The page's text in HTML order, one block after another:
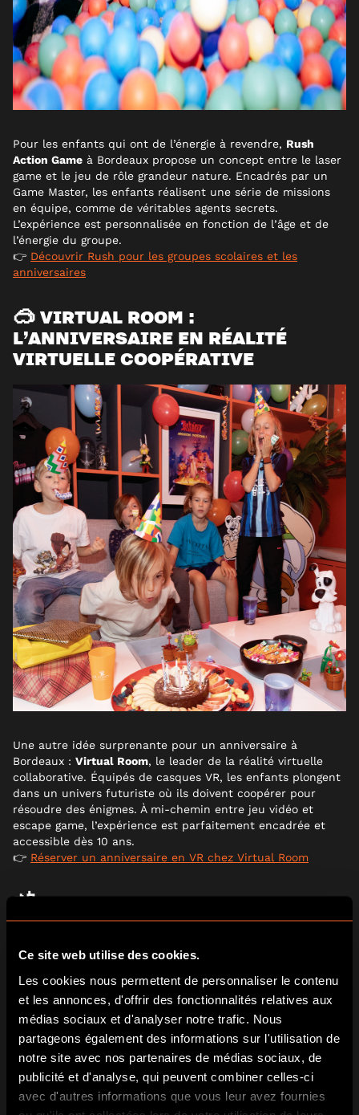
Ce site web utilise des cookies.
Les cookies nous permettent de personnaliser le contenu
et les annonces, d'offrir des fonctionnalités relatives aux
médias sociaux et d'analyser notre trafic. Nous
partageons également des informations sur l'utilisation de
notre site avec nos partenaires de médias sociaux, de
publicité et d'analyse, qui peuvent combiner celles-ci
avec d'autres informations que vous leur avez fournies
Pour les enfants qui ont de l’énergie à revendre, Rush
Action Game à Bordeaux propose un concept entre le laser
game et le jeu de rôle grandeur nature. Encadrés par un
Game Master, les enfants réalisent une série de missions
en équipe, comme de véritables agents secrets.
L’expérience est personnalisée en fonction de l’âge et de
l’énergie du groupe.
👉 Découvrir Rush pour les groupes scolaires et les
anniversaires
🥽 VIRTUAL ROOM :
L’ANNIVERSAIRE EN RÉALITÉ
VIRTUELLE COOPÉRATIVE
Une autre idée surprenante pour un anniversaire à
Bordeaux : Virtual Room, le leader de la réalité virtuelle
collaborative. Équipés de casques VR, les enfants plongent
dans un univers futuriste où ils doivent coopérer pour
résoudre des énigmes. À mi-chemin entre jeu vidéo et
escape game, l’expérience est parfaitement encadrée et
accessible dès 10 ans.
👉 Réserver un anniversaire en VR chez Virtual Room
📲